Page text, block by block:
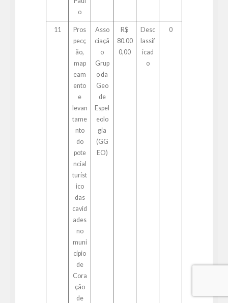
o
11
Pros
pecç
ão,
map
eam
ento
e
levan
tame
nto
do
pote
ncial
turíst
ico
das
cavid
ades
no
muni
cípio
de
Cora
ção
de
Asso
ciaçã
o
Grup
o da
Geo
de
Espel
eolo
gia
(GG
EO)
R$
80.00
0,00
Desc
lassif
icad
o
0